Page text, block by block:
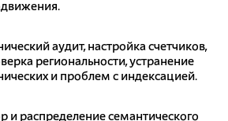
аудит, настройка счетчиков,
региональности, устранение
и проблем с индексацией.
и распределение семантического